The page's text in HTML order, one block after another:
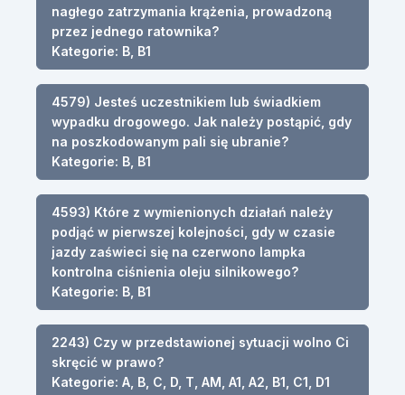
nagłego zatrzymania krążenia, prowadzoną
przez jednego ratownika?
Kategorie: B, B1
4579) Jesteś uczestnikiem lub świadkiem
wypadku drogowego. Jak należy postąpić, gdy
na poszkodowanym pali się ubranie?
Kategorie: B, B1
4593) Które z wymienionych działań należy
podjąć w pierwszej kolejności, gdy w czasie
jazdy zaświeci się na czerwono lampka
kontrolna ciśnienia oleju silnikowego?
Kategorie: B, B1
2243) Czy w przedstawionej sytuacji wolno Ci
skręcić w prawo?
Kategorie: A, B, C, D, T, AM, A1, A2, B1, C1, D1